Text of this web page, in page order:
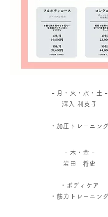
- 月・火・水・土 -
澤入 利英子
・加圧トレーニン
- 木・金 -
岩田 将史
​・ボディケア
・筋力トレーニン